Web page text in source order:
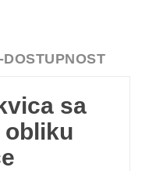
sa
obliku